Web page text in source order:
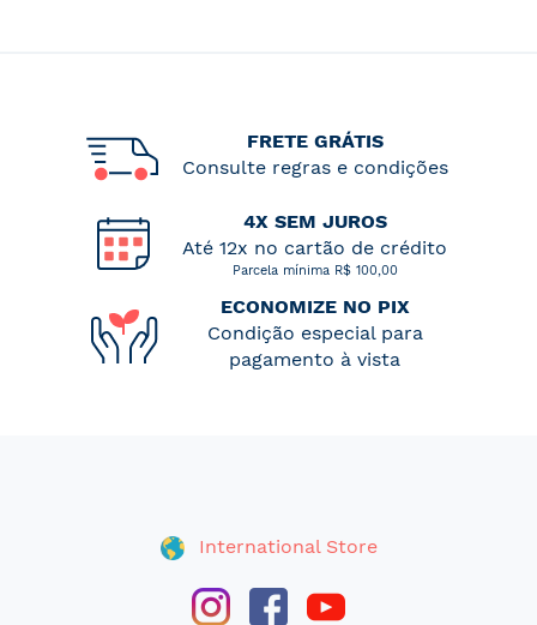
FRETE GRÁTIS
Consulte regras e condições
4X SEM JUROS
Até 12x no cartão de crédito
Parcela mínima R$ 100,00
ECONOMIZE NO PIX
Condição especial para
pagamento à vista
International Store